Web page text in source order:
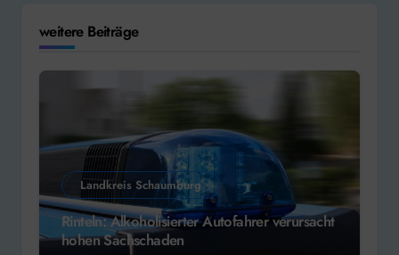
weitere Beiträge
Landkreis Schaumburg
Rinteln: Alkoholisierter Autofahrer verursacht
hohen Sachschaden